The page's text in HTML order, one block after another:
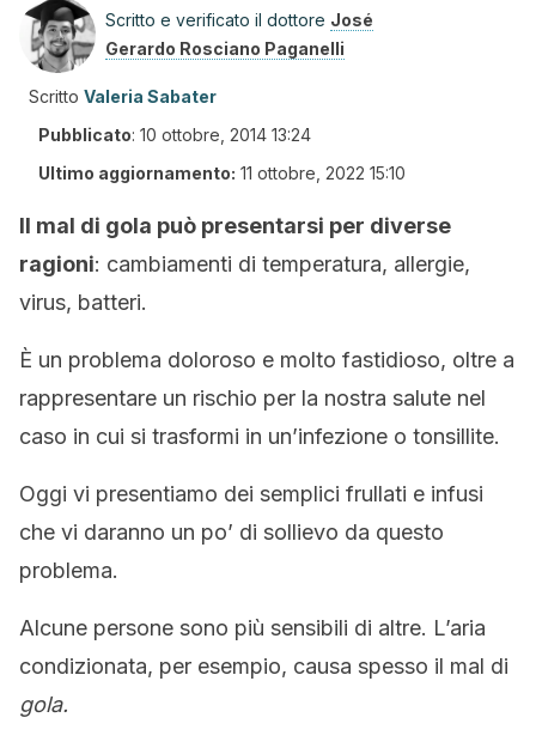
Scritto e verificato il dottore José
Gerardo Rosciano Paganelli
Scritto Valeria Sabater
Pubblicato: 10 ottobre, 2014 13:24
Ultimo aggiornamento: 11 ottobre, 2022 15:10
Il mal di gola può presentarsi per diverse
ragioni: cambiamenti di temperatura, allergie,
virus, batteri.
È un problema doloroso e molto fastidioso, oltre a
rappresentare un rischio per la nostra salute nel
caso in cui si trasformi in un’infezione o tonsillite.
Oggi vi presentiamo dei semplici frullati e infusi
che vi daranno un po’ di sollievo da questo
problema.
Alcune persone sono più sensibili di altre. L’aria
condizionata, per esempio, causa spesso il mal di
gola.